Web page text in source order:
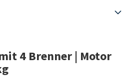
4 Brenner | Motor